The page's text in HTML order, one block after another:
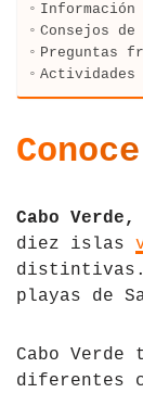
Venezuela
Qatar
Hungría
Italia
Información
Consejos
Preguntas
Actividades
Cabo
diez islas
distintivas.
playas de
Cabo
diferentes